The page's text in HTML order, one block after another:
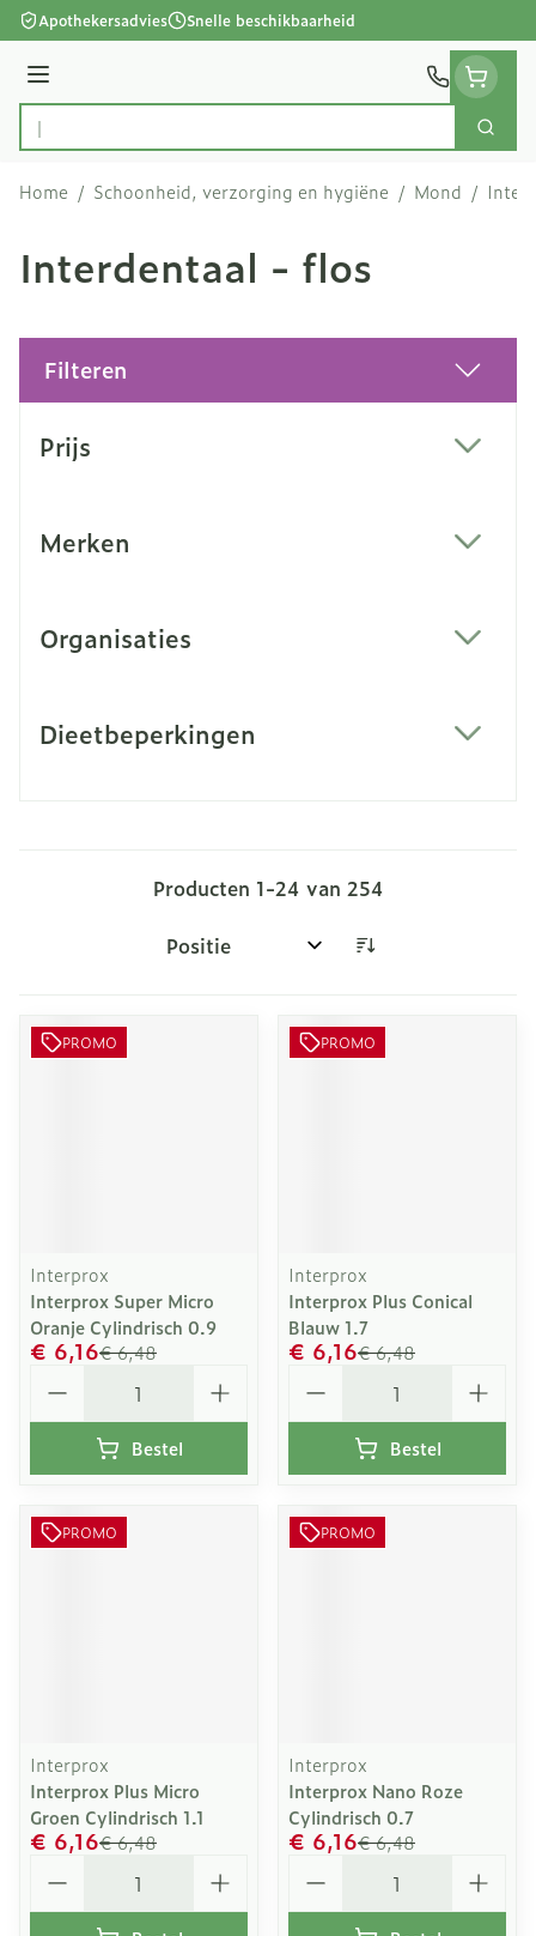
Ga naar de inhoud
Apothekersadvies Snelle beschikbaarheid
Menu
Product, merk, categorie...
Zoek
Home / Schoonheid, verzorging en hygiëne / Mond /
Interdentaal - flos
Filteren
Prijs
Merken
Organisaties
Dieetbeperkingen
Producten 1-24 van 254
Sorteer op:
PROMO
Interprox
Interprox Super Micro
Oranje Cylindrisch 0.9
€ 6,48
€ 6,16
Bestel
PROMO
Interprox
Interprox Plus Conical
Blauw 1.7
€ 6,48
€ 6,16
Bestel
PROMO
Interprox
Interprox Plus Micro
Groen Cylindrisch 1.1
€ 6,48
€ 6,16
PROMO
Interprox
Interprox Nano Roze
Cylindrisch 0.7
€ 6,48
€ 6,16